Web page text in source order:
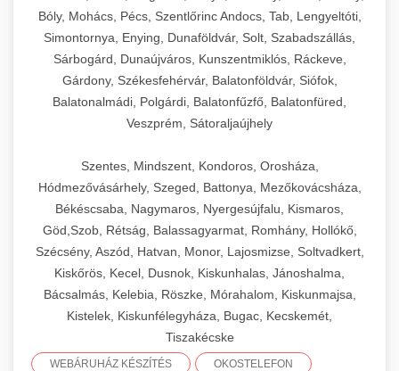
Bóly, Mohács, Pécs, Szentlőrinc Andocs, Tab, Lengyeltóti,
Simontornya, Enying, Dunaföldvár, Solt, Szabadszállás,
Sárbogárd, Dunaújváros, Kunszentmiklós, Ráckeve,
Gárdony, Székesfehérvár, Balatonföldvár, Siófok,
Balatonalmádi, Polgárdi, Balatonfűzfő, Balatonfüred,
Veszprém, Sátoraljaújhely
Szentes, Mindszent, Kondoros, Orosháza,
Hódmezővásárhely, Szeged, Battonya, Mezőkovácsháza,
Békéscsaba, Nagymaros, Nyergesújfalu, Kismaros,
Göd,Szob, Rétság, Balassagyarmat, Romhány, Hollókő,
Szécsény, Aszód, Hatvan, Monor, Lajosmizse, Soltvadkert,
Kiskőrös, Kecel, Dusnok, Kiskunhalas, Jánoshalma,
Bácsalmás, Kelebia, Röszke, Mórahalom, Kiskunmajsa,
Kistelek, Kiskunfélegyháza, Bugac, Kecskemét,
Tiszakécske
WEBÁRUHÁZ KÉSZÍTÉS OKOSTELEFON